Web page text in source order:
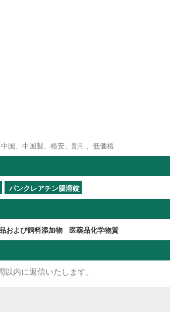
国、中国製、格安、割引、低価格
パンクレアチン腸溶錠
および飼料添加物 医薬品化学物質
内に返信いたします。